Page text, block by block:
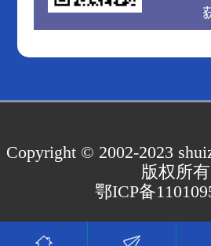
Copyright © 2002-2023
版权所有
鄂ICP备